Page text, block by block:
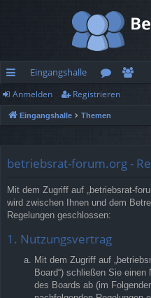
ch
ne
ug
rif
f
Eingangshalle
or
en
r
Anmelden Registrieren
Eingangshalle Themen
betriebsrat-forum.org -
Mit dem Zugriff auf „betriebsrat-
wird zwischen Ihnen und dem
Regelungen geschlossen:
1. Nutzungsvertrag
Mit dem Zugriff auf
Board“) schließen Sie
des Boards ab (im